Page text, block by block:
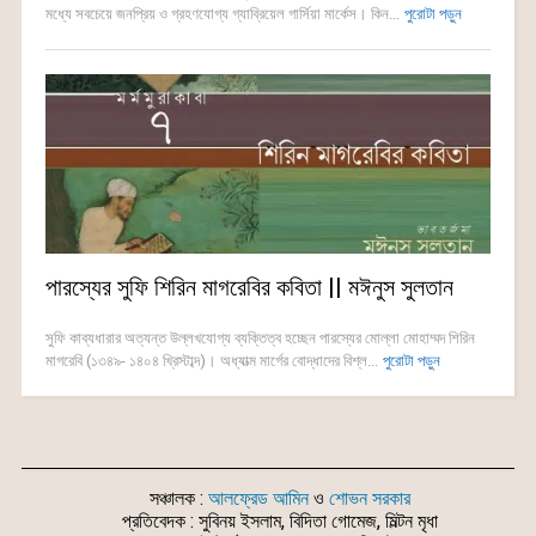
মধ্যে সবচেয়ে জনপ্রিয় ও গ্রহণযোগ্য গ্যাব্রিয়েল গার্সিয়া মার্কেস। কিন... পুরোটা পড়ুন
পারস্যের সুফি শিরিন মাগরেবির কবিতা || মঈনুস সুলতান
সুফি কাব্যধারার অত্যন্ত উল্লখযোগ্য ব্যক্তিত্ব হচ্ছেন পারস্যের মোল্লা মোহাম্মদ শিরিন
মাগরেবি (১৩৪৯- ১৪০৪ খ্রিস্টাব্দ)। অধ্যাত্ম মার্গের বোদ্ধাদের বিশ্ল... পুরোটা পড়ুন
সঞ্চালক : আলফ্রেড আমিনও শোভন সরকার
প্রতিবেদক : সুবিনয় ইসলাম, বিদিতা গোমেজ, মিল্টন মৃধা